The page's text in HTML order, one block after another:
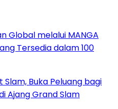
Global melalui MANGA
Tersedia dalam 100